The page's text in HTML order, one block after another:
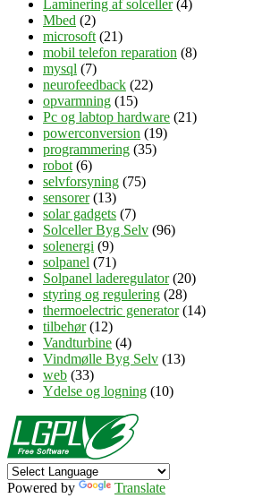
Laminering af solceller(4)
Mbed (2)
microsoft(21)
mobil telefon reparation (8)
mysql (7)
neurofeedback (22)
opvarmning (15)
Pc og labtop hardware (21)
powerconversion (19)
programmering (35)
robot(6)
selvforsyning (75)
sensorer(13)
solar gadgets (7)
Solceller Byg Selv (96)
solenergi (9)
solpanel (71)
Solpanel laderegulator(20)
styring og regulering (28)
thermoelectric generator(14)
tilbehør(12)
Vandturbine (4)
Vindmølle Byg Selv (13)
web (33)
Ydelse og logning (10)
Powered by Translate